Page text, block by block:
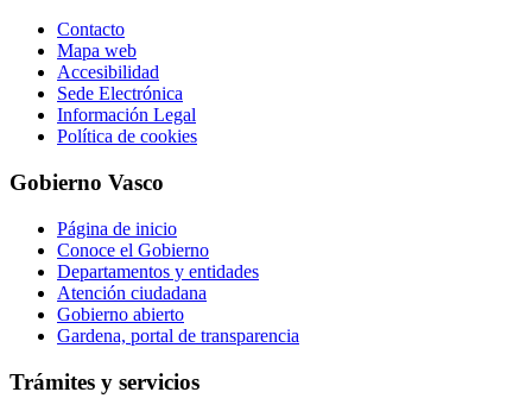
Contacto
Mapa web
Accesibilidad
Sede Electrónica
Información Legal
Política de cookies
Gobierno Vasco
Página de inicio
Conoce el Gobierno
Departamentos y entidades
Atención ciudadana
Gobierno abierto
Gardena, portal de transparencia
Trámites y servicios